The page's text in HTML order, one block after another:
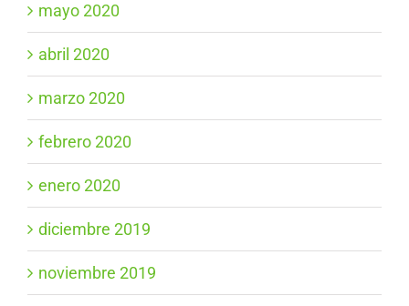
mayo 2020
abril 2020
marzo 2020
febrero 2020
enero 2020
diciembre 2019
noviembre 2019